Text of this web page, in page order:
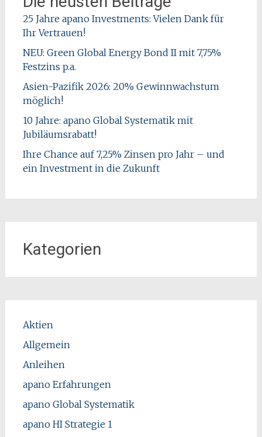
25 Jahre apano Investments: Vielen Dank für
Ihr Vertrauen!
NEU: Green Global Energy Bond II mit 7,75%
Festzins p.a.
Asien-Pazifik 2026: 20% Gewinnwachstum
möglich!
10 Jahre: apano Global Systematik mit
Jubiläumsrabatt!
Ihre Chance auf 7,25% Zinsen pro Jahr – und
ein Investment in die Zukunft
Kategorien
Aktien
Allgemein
Anleihen
apano Erfahrungen
apano Global Systematik
apano HI Strategie 1